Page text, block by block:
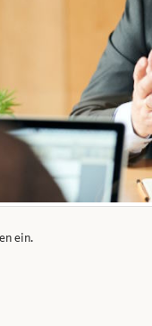
ein.